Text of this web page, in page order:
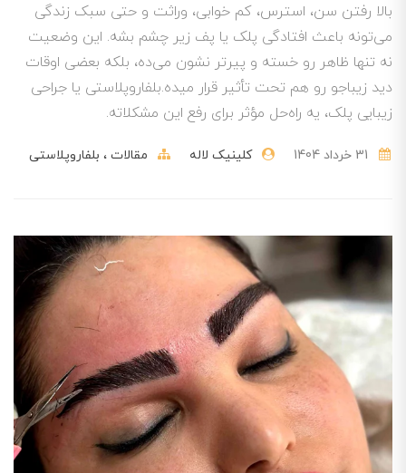
بالا رفتن سن، استرس، کم ‌خوابی، وراثت و حتی سبک زندگی
می‌تونه باعث افتادگی پلک یا پف زیر چشم بشه. این وضعیت
نه‌ تنها ظاهر رو خسته و پیرتر نشون می‌ده، بلکه بعضی اوقات
دید زیباجو رو هم تحت ‌تأثیر قرار میده.بلفاروپلاستی یا جراحی
زیبایی پلک، یه راه‌حل مؤثر برای رفع این مشکلاته.
کلینیک لاله مقالات بلفاروپلاستی